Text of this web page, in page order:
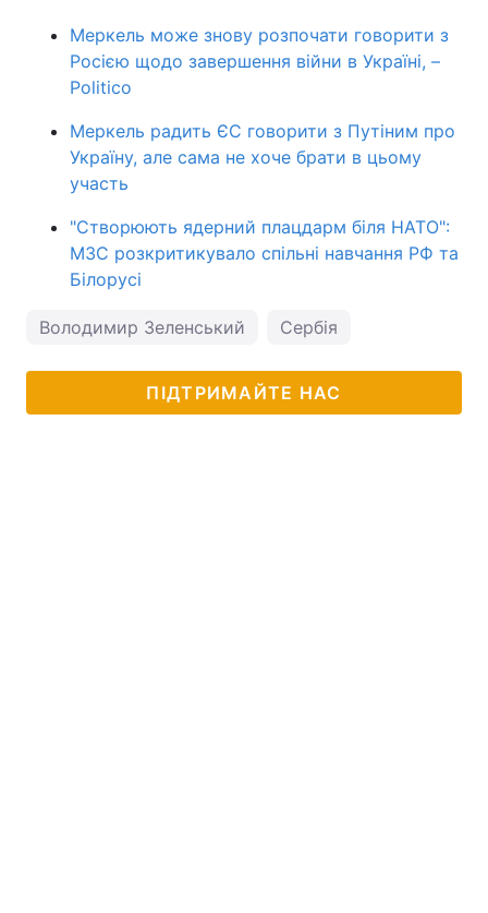
Меркель може знову розпочати говорити з
Росією щодо завершення війни в Україні, –
Politico
Меркель радить ЄС говорити з Путіним про
Україну, але сама не хоче брати в цьому
участь
"Створюють ядерний плацдарм біля НАТО":
МЗС розкритикувало спільні навчання РФ та
Білорусі
Володимир Зеленський Сербія
ПІДТРИМАЙТЕ НАС